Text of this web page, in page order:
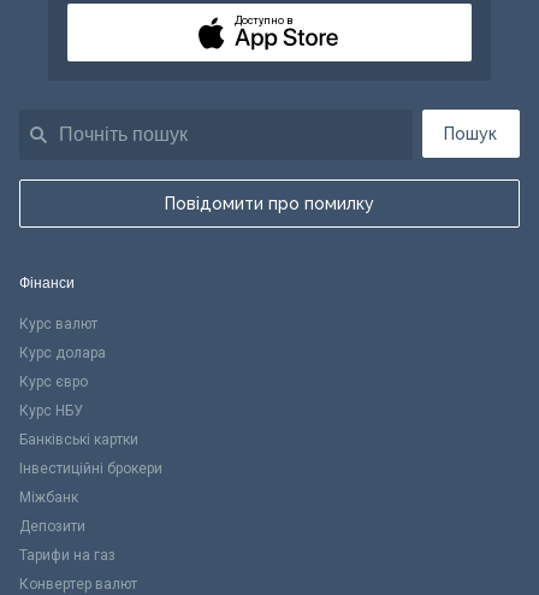
Пошук
Повідомити про помилку
Доступно в
Фінанси
Курс валют
Курс долара
Курс євро
Курс НБУ
Банківські картки
Інвестиційні брокери
Міжбанк
Депозити
Тарифи на газ
Конвертер валют